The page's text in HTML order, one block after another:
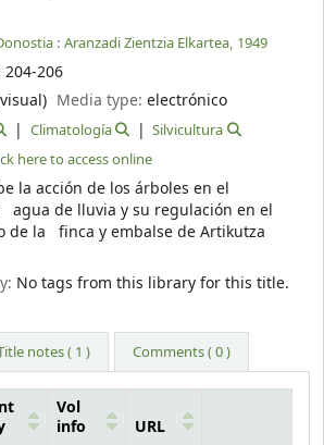
: Aranzadi Zientzia Elkartea, 1949
204-206
Media type:electrónico
Climatología Silvicultura
here to access online
la acción de los árboles en el
de lluvia y su regulación en el
de la finca y embalse de Artikutza
No tags from this library for this title.
notes ( 1 ) Comments ( 0 )
Vol
info
URL